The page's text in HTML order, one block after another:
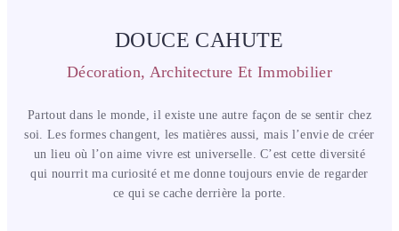
DOUCE CAHUTE
Décoration, Architecture Et Immobilier
Partout dans le monde, il existe une autre façon de se sentir chez
soi. Les formes changent, les matières aussi, mais l’envie de créer
un lieu où l’on aime vivre est universelle. C’est cette diversité
qui nourrit ma curiosité et me donne toujours envie de regarder
ce qui se cache derrière la porte.